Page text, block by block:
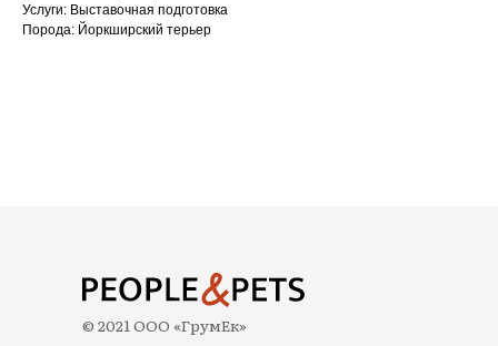
Услуги: Выставочная подготовка
Порода: Йоркширский терьер
© 2021 ООО «ГрумЕк»